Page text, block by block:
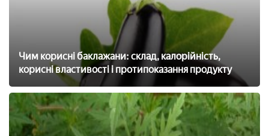
Чим корисні баклажани: склад, калорійність,
корисні властивості і протипоказання продукту